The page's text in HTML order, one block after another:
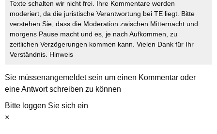
Texte schalten wir nicht frei. Ihre Kommentare werden
moderiert, da die juristische Verantwortung bei TE liegt. Bitte
verstehen Sie, dass die Moderation zwischen Mitternacht und
morgens Pause macht und es, je nach Aufkommen, zu
zeitlichen Verzögerungen kommen kann. Vielen Dank für Ihr
Verständnis. Hinweis
Sie müssenangemeldetsein um einen Kommentar oder
eine Antwort schreiben zu können
Bitte loggen Sie sich ein
×